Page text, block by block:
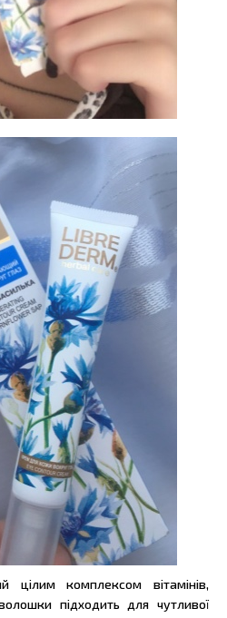
комплексом вітамінів,
підходить для чутливої